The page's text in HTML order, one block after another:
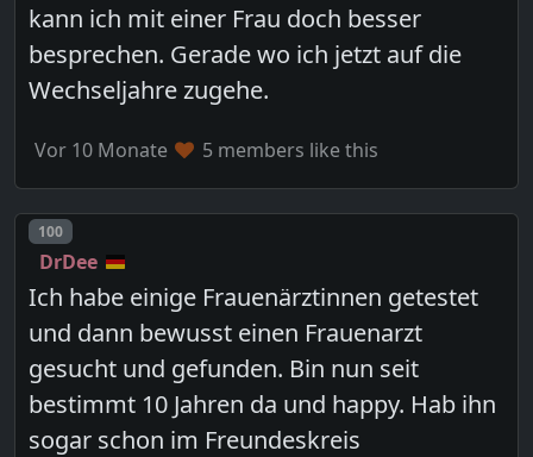
kann ich mit einer Frau doch besser
besprechen. Gerade wo ich jetzt auf die
Wechseljahre zugehe.
Vor 10 Monate 5 members like this
Post number
100
DrDee
Ich habe einige Frauenärztinnen getestet
und dann bewusst einen Frauenarzt
gesucht und gefunden. Bin nun seit
bestimmt 10 Jahren da und happy. Hab ihn
sogar schon im Freundeskreis